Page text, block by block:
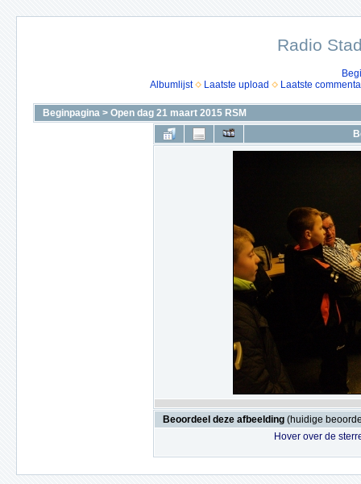
Radio
Albumlijst
Laatste upload Laatste
Beginpagina > Open dag 21 maart 2015 RSM
Beoordeel deze afbeelding (huidige
Hover over de